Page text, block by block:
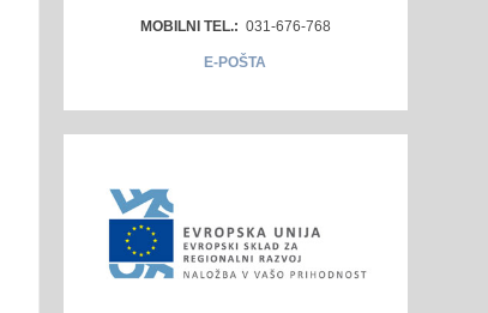
MOBILNI TEL.: 031-676-768
E-POŠTA